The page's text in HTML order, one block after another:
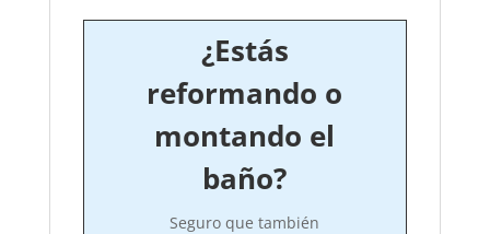
¿Estás
reformando o
montando el
baño?
Seguro que también